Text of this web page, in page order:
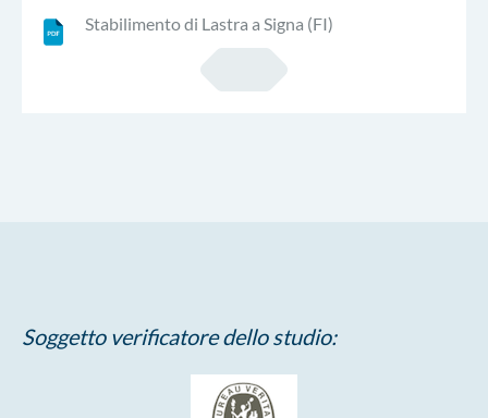
Stabilimento di Lastra a Signa (FI)
Soggetto verificatore dello studio: